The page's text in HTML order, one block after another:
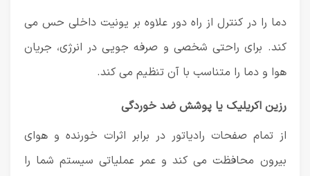
دما را در کنترل از راه دور علاوه بر یونیت داخلی حس می
کند. برای راحتی شخصی و صرفه جویی در انرژی، جریان
هوا و دما را متناسب با آن تنظیم می کند.
رزین اکریلیک یا پوشش ضد خوردگی
از تمام صفحات رادیاتور در برابر اثرات خورنده و هوای
بیرون محافظت می کند و عمر عملیاتی سیستم شما را